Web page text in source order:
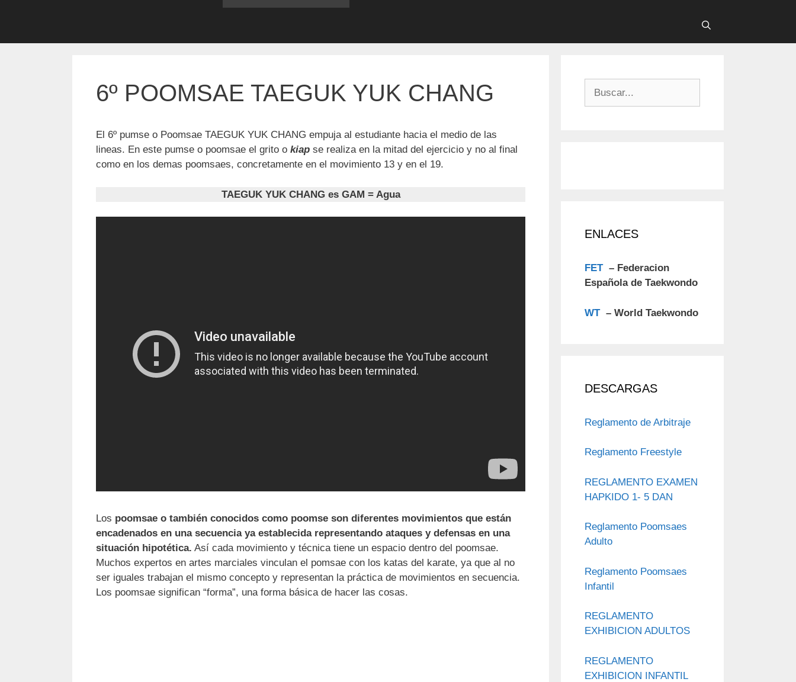
6º POOMSAE TAEGUK YUK CHANG
El 6º pumse o Poomsae TAEGUK YUK CHANG empuja al estudiante hacia el medio de las
lineas. En este pumse o poomsae el grito o kiap se realiza en la mitad del ejercicio y no al final
como en los demas poomsaes, concretamente en el movimiento 13 y en el 19.
TAEGUK YUK CHANG es GAM = Agua
Los poomsae o también conocidos como poomse son diferentes movimientos que están
encadenados en una secuencia ya establecida representando ataques y defensas en una
situación hipotética. Así cada movimiento y técnica tiene un espacio dentro del poomsae.
Muchos expertos en artes marciales vinculan el pomsae con los katas del karate, ya que al no
ser iguales trabajan el mismo concepto y representan la práctica de movimientos en secuencia.
Los poomsae significan “forma”, una forma básica de hacer las cosas.
ENLACES
FET – Federacion
Española de Taekwondo
WT– World Taekwondo
DESCARGAS
Reglamento de Arbitraje
Reglamento Freestyle
REGLAMENTO EXAMEN
HAPKIDO 1- 5 DAN
Reglamento Poomsaes
Adulto
Reglamento Poomsaes
Infantil
REGLAMENTO
EXHIBICION ADULTOS
REGLAMENTO
EXHIBICION INFANTIL